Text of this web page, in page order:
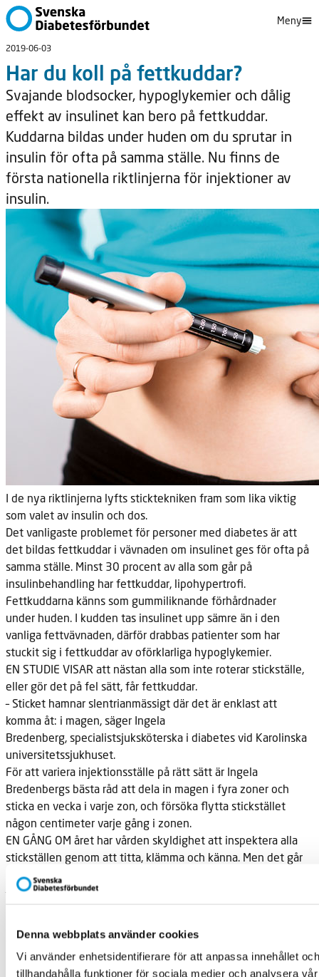
Denna webbplats använder cookies
Vi använder enhetsidentifierare för att anpassa innehållet
tillhandahålla funktioner för sociala medier och analysera
Meny
2019-06-03
Har du koll på fettkuddar?
Svajande blodsocker, hypoglykemier och dålig
effekt av insulinet kan bero på fettkuddar.
Kuddarna bildas under huden om du sprutar in
insulin för ofta på samma ställe. Nu finns de
första nationella riktlinjerna för injektioner av
insulin.
I de nya riktlinjerna lyfts sticktekniken fram som lika viktig
som valet av insulin och dos.
Det vanligaste problemet för personer med diabetes är att
det bildas fettkuddar i vävnaden om insulinet ges för ofta på
samma ställe. Minst 30 procent av alla som går på
insulinbehandling har fettkuddar, lipohypertrofi.
Fettkuddarna känns som gummiliknande förhårdnader
under huden. I kudden tas insulinet upp sämre än i den
vanliga fettvävnaden, därför drabbas patienter som har
stuckit sig i fettkuddar av oförklarliga hypoglykemier.
EN STUDIE VISAR att nästan alla som inte roterar stickställe,
eller gör det på fel sätt, får fettkuddar.
– Sticket hamnar slentrianmässigt där det är enklast att
komma åt: i magen, säger Ingela
Bredenberg, specialistsjuksköterska i diabetes vid Karolinska
universitetssjukhuset.
För att variera injektionsställe på rätt sätt är Ingela
Bredenbergs bästa råd att dela in magen i fyra zoner och
sticka en vecka i varje zon, och försöka flytta stickstället
någon centimeter varje gång i zonen.
EN GÅNG OM året har vården skyldighet att inspektera alla
stickställen genom att titta, klämma och känna. Men det går
att upptäcka dolda fettkuddar själv.
– Enklast är att undersöka sig i duschen med tvål på magen.
fettkudde kan du markera med kirurgtejp som påminner om
att inte sticka där.